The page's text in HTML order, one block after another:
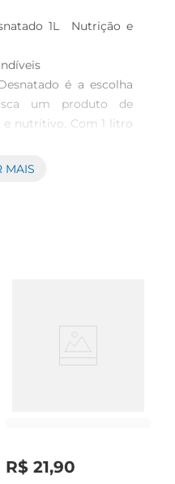
1L  Nutrição e
é a escolha
um produto de
e nutritivo. Com 1 litro
receitas. Este leite é
mão do sabor. É
um simples copo de
MAIS
R$ 21,90